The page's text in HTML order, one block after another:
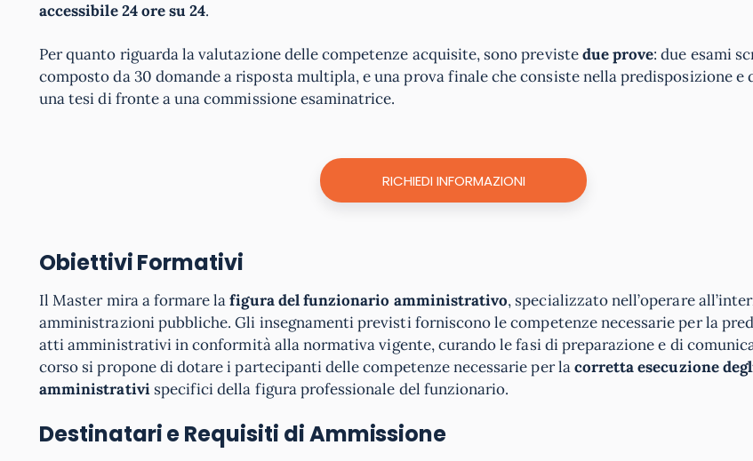
accessibile 24 ore su 24.
Per quanto riguarda la valutazione delle competenze acquisite, sono previstedue prove: due esami
composto da 30 domande a risposta multipla, e una prova finale che consiste nella predisposizione e
una tesi di fronte a una commissione esaminatrice.
RICHIEDI INFORMAZIONI
Obiettivi Formativi
Il Master mira a formare lafigura del funzionario amministrativo, specializzato nell’operare
amministrazioni pubbliche. Gli insegnamenti previsti forniscono le competenze necessarie per la
atti amministrativi in conformità alla normativa vigente, curando le fasi di preparazione e di
corso si propone di dotare i partecipanti delle competenze necessarie per lacorretta esecuzione
amministrativispecifici della figura professionale del funzionario.
Destinatari e Requisiti di Ammissione